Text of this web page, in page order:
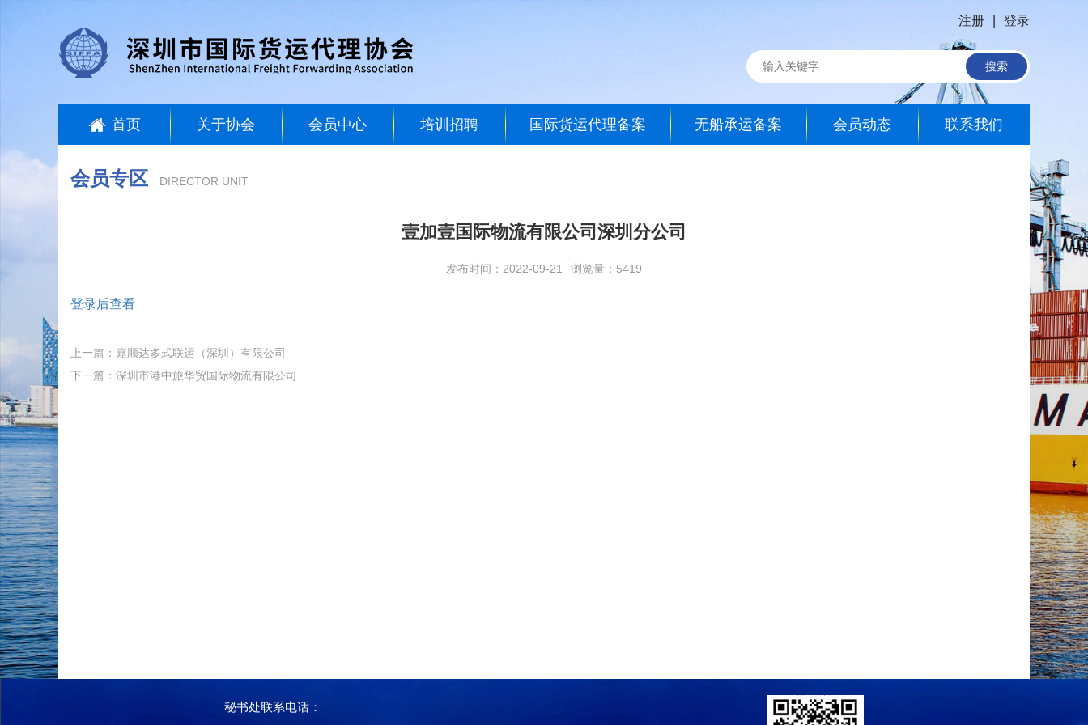
注册 登录
搜索
首页 关于协会 会员中心 培训招聘 国际货运代理备案 无船承运备案 会员动态 联系我们
会员专区 DIRECTOR UNIT
壹加壹国际物流有限公司深圳分公司
发布时间：2022-09-21 浏览量：5419
登录后查看
上一篇：嘉顺达多式联运（深圳）有限公司
下一篇：深圳市港中旅华贸国际物流有限公司
秘书处联系电话：